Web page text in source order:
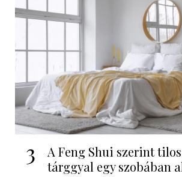
3
A Feng Shui szerint
tárggyal egy szobában